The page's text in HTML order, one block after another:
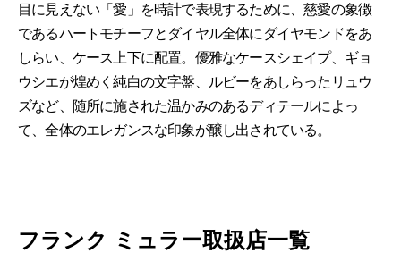
目に見えない「愛」を時計で表現するために、慈愛の象徴
であるハートモチーフとダイヤル全体にダイヤモンドをあ
しらい、ケース上下に配置。優雅なケースシェイプ、ギョ
ウシエが煌めく純白の文字盤、ルビーをあしらったリュウ
ズなど、随所に施された温かみのあるディテールによっ
て、全体のエレガンスな印象が醸し出されている。
フランク ミュラー取扱店一覧